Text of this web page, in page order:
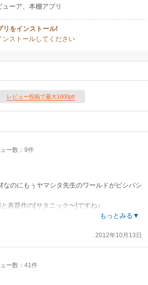
ーア、本棚アプリ
リをインストール!
ンストールしてください
レビュー投稿で最大1000pt!
ー数：9件
なのにもぅヤマシタ先生のワールドがビシバシ
表題作の[サタニック〜]ですね♪
もっとみる▼
2012年10月13日
ー数：41件